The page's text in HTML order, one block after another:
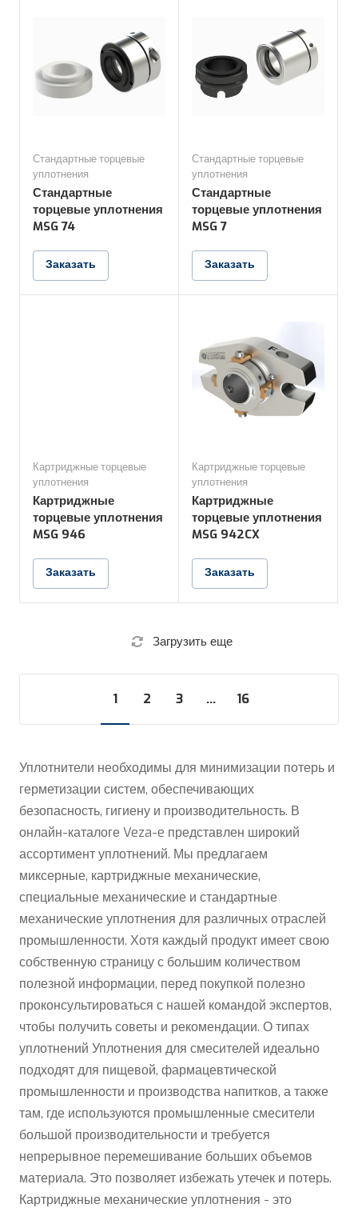
Стандартные торцевые
уплотнения
Стандартные
торцевые уплотнения
MSG 74
Заказать
Стандартные торцевые
уплотнения
Стандартные
торцевые уплотнения
MSG 7
Заказать
Картриджные торцевые
уплотнения
Картриджные
торцевые уплотнения
MSG 946
Заказать
Картриджные торцевые
уплотнения
Картриджные
торцевые уплотнения
MSG 942CX
Заказать
Загрузить еще
1 2 3 ... 16
Уплотнители необходимы для минимизации потерь и
герметизации систем, обеспечивающих
безопасность, гигиену и производительность. В
онлайн-каталоге Veza-e представлен широкий
ассортимент уплотнений. Мы предлагаем
миксерные, картриджные механические,
специальные механические и стандартные
механические уплотнения для различных отраслей
промышленности. Хотя каждый продукт имеет свою
собственную страницу с большим количеством
полезной информации, перед покупкой полезно
проконсультироваться с нашей командой экспертов,
чтобы получить советы и рекомендации. О типах
уплотнений Уплотнения для смесителей идеально
подходят для пищевой, фармацевтической
промышленности и производства напитков, а также
там, где используются промышленные смесители
большой производительности и требуется
непрерывное перемешивание больших объемов
материала. Это позволяет избежать утечек и потерь.
Картриджные механические уплотнения - это